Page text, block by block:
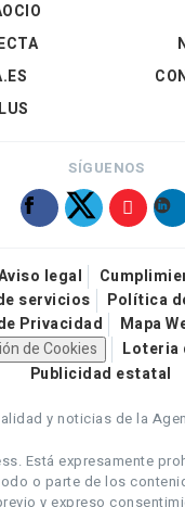
SÍGUENOS
legal
servicios
Política
Privacidad
Mapa
de Cookies
Loteria
Publicidad estatal
y noticias de la
Está expresamente
o parte de los
y expreso